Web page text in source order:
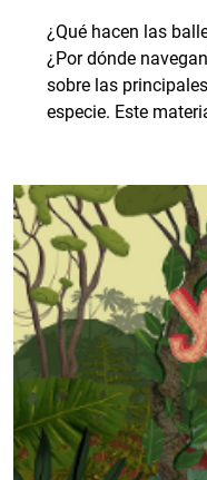
¿Qué hacen las
¿Por dónde
sobre las
especie. Este